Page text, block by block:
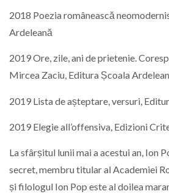
2018 Poezia românească
Ardeleană
2019 Ore, zile, ani de prietenie.
Mircea Zaciu, Editura Școala
2019 Lista de așteptare, versuri,
2019 Elegie all’offensiva, Edizioni
La sfârșitul lunii mai a acestui an, Ion
secret, membru titular al Academiei
și filologul Ion Pop este al doilea